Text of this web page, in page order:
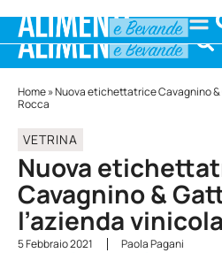
Home»Nuova etichettatrice Cavagnino &
Rocca
VETRINA
Nuova
Cavagnino &
l’azienda
5 Febbraio 2021
Paola Pagani